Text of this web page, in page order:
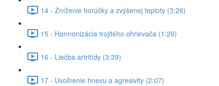
14 - Zníženie horúčky a zvýšenej teploty (3:26)
15 - Harmonizácia trojitého ohrievača (1:26)
16 - Liečba artritídy (3:39)
17 - Uvoľnenie hnevu a agresivity (2:07)